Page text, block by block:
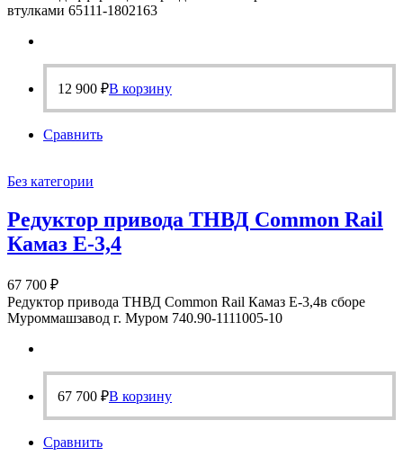
втулками 65111-1802163
12 900 ₽В корзину
Сравнить
Без категории
Редуктор привода ТНВД Common Rail
Камаз Е-3,4
67 700 ₽
Редуктор привода ТНВД Common Rail Камаз Е-3,4в сборе
Муроммашзавод г. Муром 740.90-1111005-10
67 700 ₽В корзину
Сравнить